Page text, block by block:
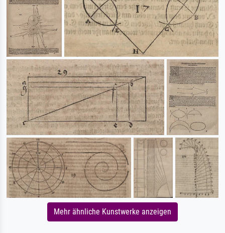
Mehr ähnliche Kunstwerke anzeigen